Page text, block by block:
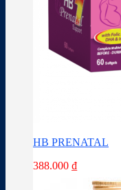
HB PRENATAL
388.000 ₫